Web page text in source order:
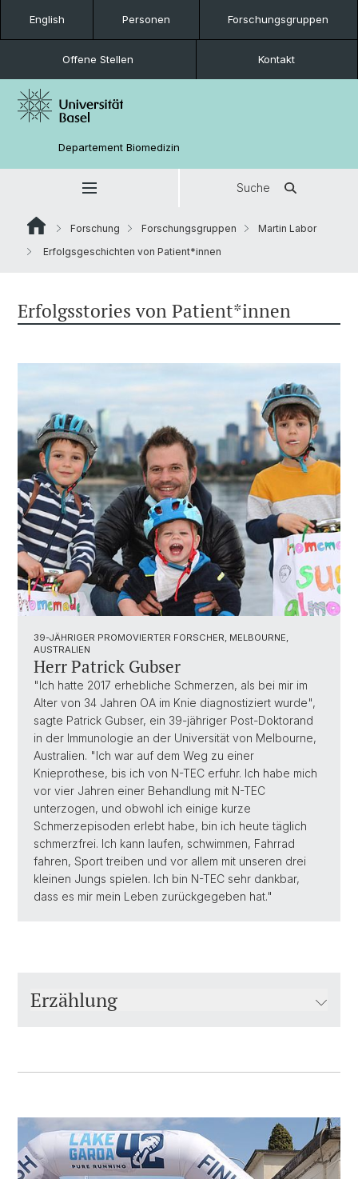
English Personen Forschungsgruppen
Offene Stellen Kontakt
Departement Biomedizin
Suche
Forschung Forschungsgruppen
Martin Labor
Erfolgsgeschichten von Patient*innen
Erfolgsstories von Patient*innen
39-JÄHRIGER PROMOVIERTER FORSCHER, MELBOURNE,
AUSTRALIEN
Herr Patrick Gubser
"Ich hatte 2017 erhebliche Schmerzen, als bei mir im
Alter von 34 Jahren OA im Knie diagnostiziert wurde",
sagte Patrick Gubser, ein 39-jähriger Post-Doktorand
in der Immunologie an der Universität von Melbourne,
Australien. "Ich war auf dem Weg zu einer
Knieprothese, bis ich von N-TEC erfuhr. Ich habe mich
vor vier Jahren einer Behandlung mit N-TEC
unterzogen, und obwohl ich einige kurze
Schmerzepisoden erlebt habe, bin ich heute täglich
schmerzfrei. Ich kann laufen, schwimmen, Fahrrad
fahren, Sport treiben und vor allem mit unseren drei
kleinen Jungs spielen. Ich bin N-TEC sehr dankbar,
dass es mir mein Leben zurückgegeben hat."
Erzählung